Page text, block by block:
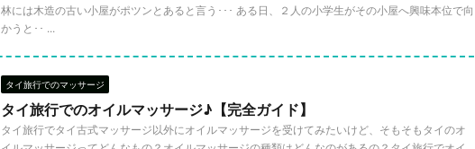
林には木造の古い小屋がポツンとあると言う･･･ ある日、２人の小学生がその小屋へ興味本位で向
かうと･･ ...
タイ旅行でのマッサージ
タイ旅行でのオイルマッサージ♪【完全ガイド】
タイ旅行でタイ古式マッサージ以外にオイルマッサージを受けてみたいけど、そもそもタイのオ